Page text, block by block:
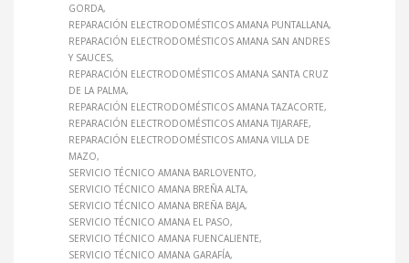
GORDA
REPARACIÓN ELECTRODOMÉSTICOS AMANA PUNTALLANA
REPARACIÓN ELECTRODOMÉSTICOS AMANA SAN ANDRES
Y SAUCES
REPARACIÓN ELECTRODOMÉSTICOS AMANA SANTA CRUZ
DE LA PALMA
REPARACIÓN ELECTRODOMÉSTICOS AMANA TAZACORTE
REPARACIÓN ELECTRODOMÉSTICOS AMANA TIJARAFE
REPARACIÓN ELECTRODOMÉSTICOS AMANA VILLA DE
MAZO
SERVICIO TÉCNICO AMANA BARLOVENTO
SERVICIO TÉCNICO AMANA BREÑA ALTA
SERVICIO TÉCNICO AMANA BREÑA BAJA
SERVICIO TÉCNICO AMANA EL PASO
SERVICIO TÉCNICO AMANA FUENCALIENTE
SERVICIO TÉCNICO AMANA GARAFÍA